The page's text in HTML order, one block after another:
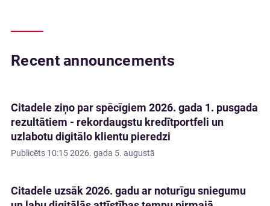
Recent announcements
Citadele ziņo par spēcīgiem 2026. gada 1. pusgada
rezultātiem - rekordaugstu kredītportfeli un
uzlabotu digitālo klientu pieredzi
Publicēts 10:15 2026. gada 5. augustā
Citadele uzsāk 2026. gadu ar noturīgu sniegumu